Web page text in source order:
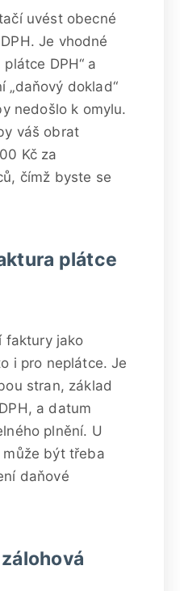
uvést obecné
Je vhodné
DPH“ a
„daňový doklad“
nedošlo k omylu.
váš obrat
Kč za
čímž byste se
plátce
faktury jako
i pro neplátce. Je
stran, základ
a datum
plnění. U
být třeba
daňové